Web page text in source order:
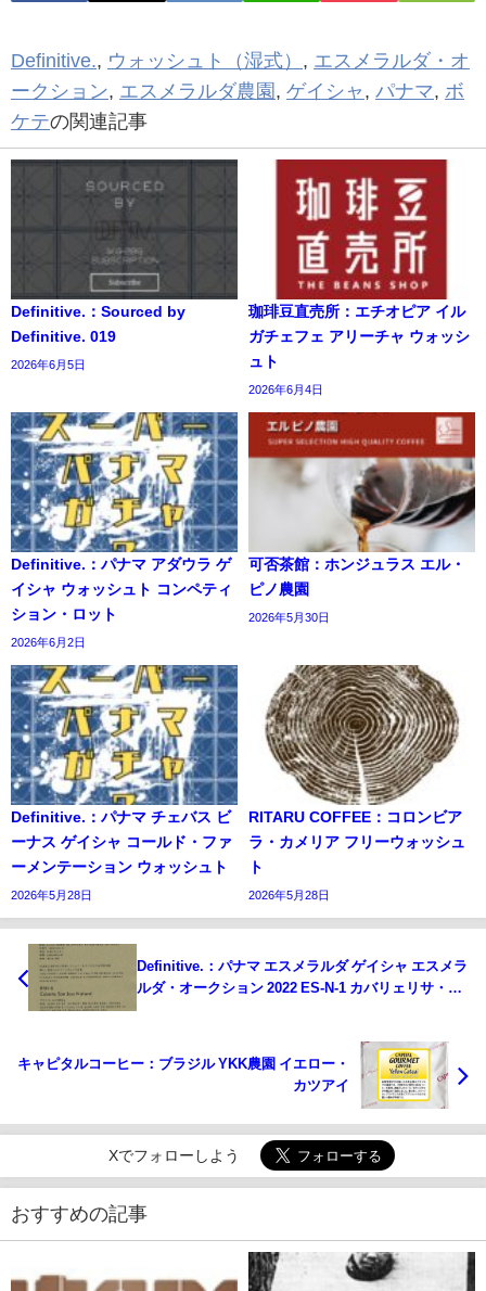
Definitive., ウォッシュト（湿式） , エスメラルダ・オ
ークション, エスメラルダ農園 , ゲイシャ , パナマ, ボ
ケテの関連記事
Definitive.：Sourced by
Definitive. 019
2026年6月5日
珈琲豆直売所：エチオピア イル
ガチェフェ アリーチャ ウォッシ
ュト
2026年6月4日
Definitive.：パナマ アダウラ ゲ
イシャ ウォッシュト コンペティ
ション・ロット
2026年6月2日
可否茶館：ホンジュラス エル・
ピノ農園
2026年5月30日
Definitive.：パナマ チェバス ビ
ーナス ゲイシャ コールド・ファ
ーメンテーション ウォッシュト
2026年5月28日
RITARU COFFEE：コロンビア
ラ・カメリア フリーウォッシュ
ト
2026年5月28日
Definitive.：パナマ エスメラルダ ゲイシャ エスメラ
ルダ・オークション 2022 ES-N-1 カバリェリサ・カ
キャピタルコーヒー：ブラジル YKK農園 イエロー・
カツアイ
Xでフォローしよう
おすすめの記事